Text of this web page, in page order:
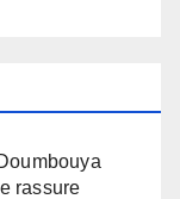
rassure